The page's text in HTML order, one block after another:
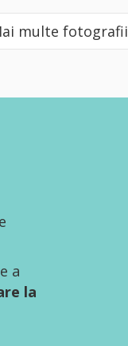
multe fotografii
a
la